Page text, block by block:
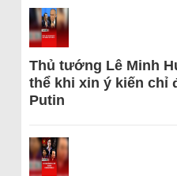
Thủ tướng Lê Minh
thể khi xin ý kiến chỉ
Putin